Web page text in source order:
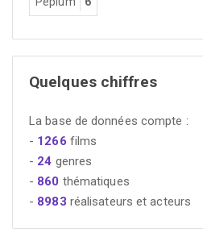
Quelques chiffres
La base de données compte :
- 1266 films
- 24 genres
- 860 thématiques
- 8983 réalisateurs et acteurs